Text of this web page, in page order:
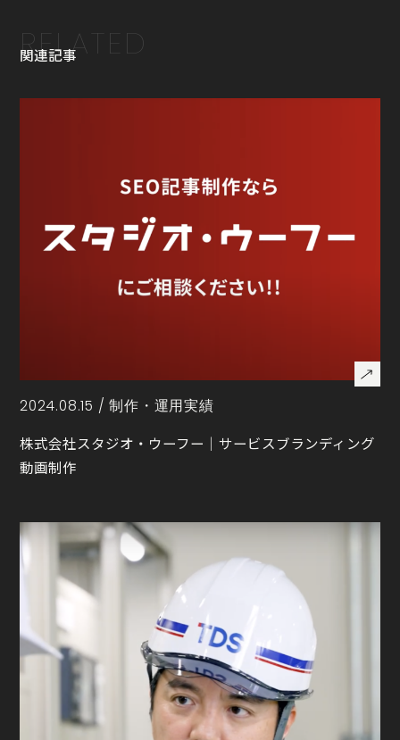
RELATED
関連記事
2024.08.15 /制作・運用実績
株式会社スタジオ・ウーフー｜サービスブランディング
動画制作